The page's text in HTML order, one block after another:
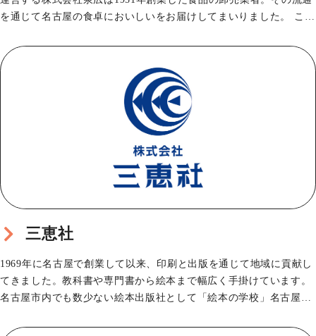
を通じて名古屋の食卓においしいをお届けしてまいりました。 この
三恵社
1969年に名古屋で創業して以来、印刷と出版を通じて地域に貢献し
てきました。教科書や専門書から絵本まで幅広く手掛けています。
名古屋市内でも数少ない絵本出版社として「絵本の学校」名古屋校